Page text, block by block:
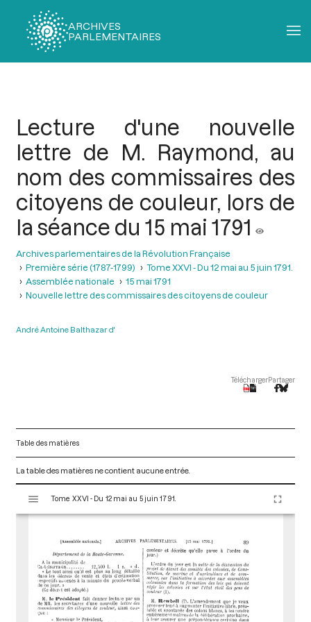
ARCHIVES
PARLEMENTAIRES
Lecture d'une nouvelle
lettre de M. Raymond, au
nom des commissaires des
citoyens de couleur, lors de
la séance du 15 mai 1791
Archives parlementaires de la Révolution Française
Première série (1787-1799)
Tome XXVI - Du 12 mai au 5 juin 1791.
Assemblée nationale
15 mai 1791
Nouvelle lettre des commissaires des citoyens de couleur
André Antoine Balthazar d'
TéléchargerPartager
Table des matières
La table des matières ne contient aucune entrée.
s
Tome XXVI - Du 12 mai au 5 juin 1791.